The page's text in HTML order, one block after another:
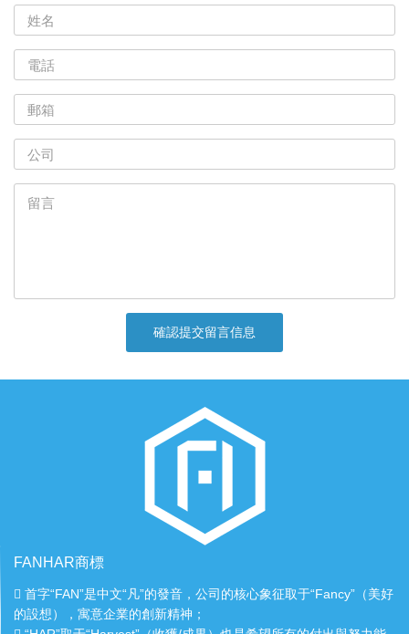
確認提交留言信息
FANHAR商標
首字“FAN”是中文“凡”的發音，公司的核心象征取于“Fancy”（美好
的設想），寓意企業的創新精神；